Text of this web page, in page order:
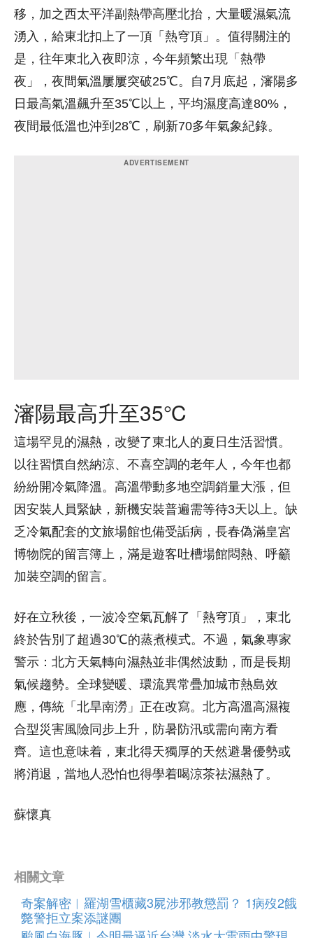
移，加之西太平洋副熱帶高壓北抬，大量暖濕氣流
湧入，給東北扣上了一頂「熱穹頂」。值得關注的
是，往年東北入夜即涼，今年頻繁出現「熱帶
夜」，夜間氣溫屢屢突破25℃。自7月底起，瀋陽多
日最高氣溫飆升至35℃以上，平均濕度高達80%，
夜間最低溫也沖到28℃，刷新70多年氣象紀錄。
瀋陽最高升至35℃
這場罕見的濕熱，改變了東北人的夏日生活習慣。
以往習慣自然納涼、不喜空調的老年人，今年也都
紛紛開冷氣降溫。高溫帶動多地空調銷量大漲，但
因安裝人員緊缺，新機安裝普遍需等待3天以上。缺
乏冷氣配套的文旅場館也備受詬病，長春偽滿皇宮
博物院的留言簿上，滿是遊客吐槽場館悶熱、呼籲
加裝空調的留言。
好在立秋後，一波冷空氣瓦解了「熱穹頂」，東北
終於告別了超過30℃的蒸煮模式。不過，氣象專家
警示：北方天氣轉向濕熱並非偶然波動，而是長期
氣候趨勢。全球變暖、環流異常疊加城市熱島效
應，傳統「北旱南澇」正在改寫。北方高溫高濕複
合型災害風險同步上升，防暑防汛或需向南方看
齊。這也意味着，東北得天獨厚的天然避暑優勢或
將消退，當地人恐怕也得學着喝涼茶祛濕熱了。
蘇懷真
相關文章
奇案解密︱羅湖雪櫃藏3屍涉邪教懲罰？ 1病歿2餓
斃警拒立案添謎團